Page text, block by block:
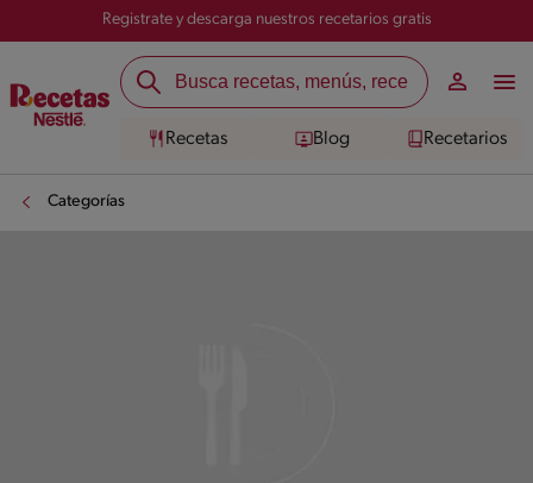
Registrate y descarga nuestros recetarios gratis
Recetas Blog Recetarios
Categorías